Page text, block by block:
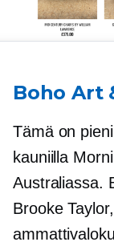
Boho Art
Tämä on
kauniilla
Australiassa.
Brooke